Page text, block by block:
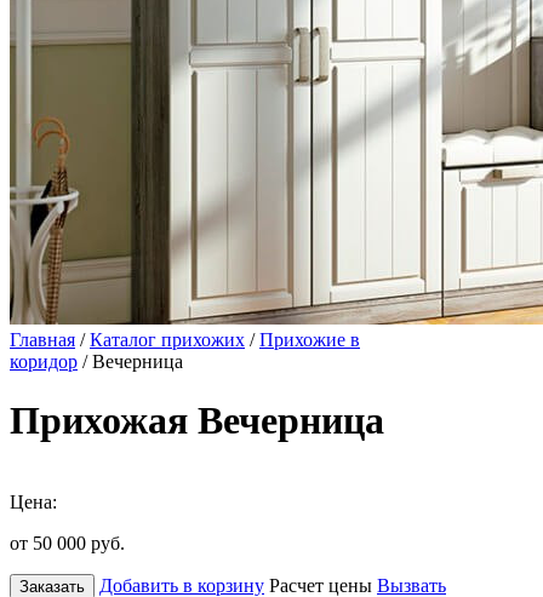
Главная /Каталог прихожих /Прихожие в
коридор / Вечерница
Прихожая Вечерница
Цена:
от 50 000 руб.
Заказать Добавить в корзину Расчет цены Вызвать